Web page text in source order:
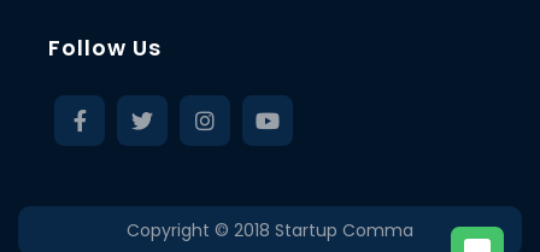
Follow Us
Copyright © 2018 Startup Comma